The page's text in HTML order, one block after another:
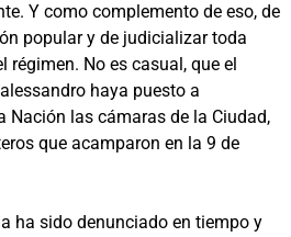
Y como complemento de eso, de
popular y de judicializar toda
régimen. No es casual, que el
haya puesto a
las cámaras de la Ciudad,
que acamparon en la 9 de
ha sido denunciado en tiempo y